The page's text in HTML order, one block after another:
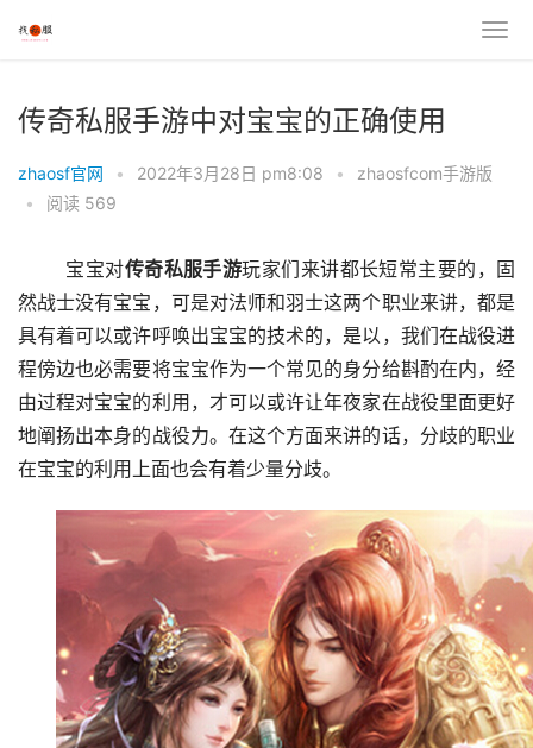
传奇私服手游中对宝宝的正确使用
zhaosf官网 • 2022年3月28日 pm8:08 •
zhaosfcom手游版
•
阅读 569
	宝宝对
传奇私服手游玩家们来讲都长短常主要的，固
然战士没有宝宝，可是对法师和羽士这两个职业来讲，都是
具有着可以或许呼唤出宝宝的技术的，是以，我们在战役进
程傍边也必需要将宝宝作为一个常见的身分给斟酌在内，经
由过程对宝宝的利用，才可以或许让年夜家在战役里面更好
地阐扬出本身的战役力。在这个方面来讲的话，分歧的职业
在宝宝的利用上面也会有着少量分歧。